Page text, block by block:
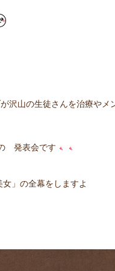
沢山の生徒さんを治療やメ
発表会です
」の全幕をしますよ